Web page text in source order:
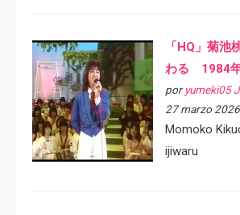
「HQ」菊
わる 1984
por yumeki05
27 marzo
Momoko
ijiwaru